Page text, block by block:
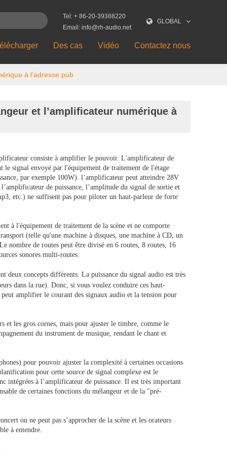
GLOBAL
Tel: + 86-20-39388220
Email: info@rh-audio.net
Des cas Vidéo Contactez nous
à l’adresse pub
et l’amplificateur numérique à
consiste à amplifier le pouvoir. L'amplificateur de
signal envoyé par l'équipement de traitement de l'étage
par exemple 100W). l’amplificateur peut atteindre 28V
de puissance, l’amplitude du signal de sortie et
etc.) ne suffisent pas pour piloter un haut-parleur de forte
à l'équipement de traitement de la scène et ne comporte
(telle qu'une machine à disques, une machine à CD, un
nombre de routes peut être divisé en 6 routes, 8 routes, 16
sonores multi-routes.
deux concepts différents. La puissance du signal audio est très
dans la rue). Donc, si vous voulez conduire ces haut-
amplifier le courant des signaux audio et la tension pour
et les gros cornes, mais pour ajuster le timbre, comme le
du instrument de musique, rendant le chant et
pour pouvoir ajuster la complexité à certaines occasions
pour cette source de signal complexe est le
intégrées à l’amplificateur de puissance. Il est très important
de certaines fonctions du mélangeur et de la "pré-
ou ne peut pas s’approcher de la scène et les orateurs
à entendre.